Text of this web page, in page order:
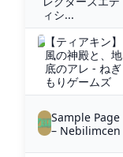
ィシ...
【ティアキン】
風の神殿と、地
底のアレ - ねぎ
もりゲームズ
Sample Page
– Nebilimcen